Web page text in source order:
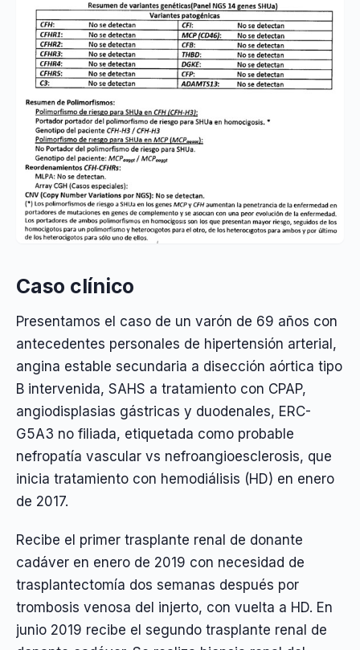
Caso clínico
Presentamos el caso de un varón de 69 años con
antecedentes personales de hipertensión arterial,
angina estable secundaria a disección aórtica tipo
B intervenida, SAHS a tratamiento con CPAP,
angiodisplasias gástricas y duodenales, ERC-
G5A3 no filiada, etiquetada como probable
nefropatía vascular vs nefroangioesclerosis, que
inicia tratamiento con hemodiálisis (HD) en enero
de 2017.
Recibe el primer trasplante renal de donante
cadáver en enero de 2019 con necesidad de
trasplantectomía dos semanas después por
trombosis venosa del injerto, con vuelta a HD. En
junio 2019 recibe el segundo trasplante renal de